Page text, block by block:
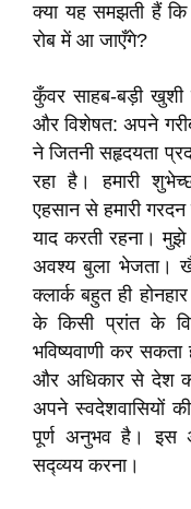
क्या यह समझती हैं
रोब में आ जाएँगे?
कुँवर साहब-बड़ी खुशी
और विशेषत: अपने
ने जितनी सहृदयता
रहा है। हमारी
एहसान से हमारी
याद करती रहना।
अवश्य बुला भेजता।
क्लार्क बहुत ही
के किसी प्रांत के
भविष्यवाणी कर
और अधिकार से देश
अपने स्वदेशवासियों
पूर्ण अनुभव है। इस
सद्व्यय करना।